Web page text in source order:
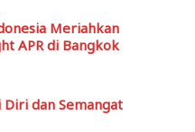
Meriahkan
APR di Bangkok
Diri dan Semangat